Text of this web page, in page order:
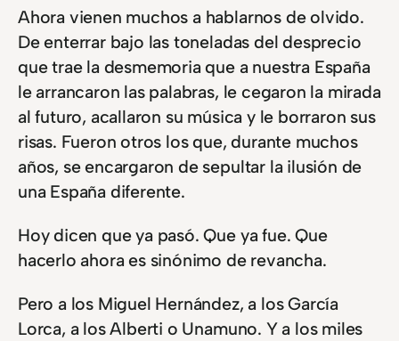
Ahora vienen muchos a hablarnos de olvido.
De enterrar bajo las toneladas del desprecio
que trae la desmemoria que a nuestra España
le arrancaron las palabras, le cegaron la mirada
al futuro, acallaron su música y le borraron sus
risas. Fueron otros los que, durante muchos
años, se encargaron de sepultar la ilusión de
una España diferente.
Hoy dicen que ya pasó. Que ya fue. Que
hacerlo ahora es sinónimo de revancha.
Pero a los Miguel Hernández, a los García
Lorca, a los Alberti o Unamuno. Y a los miles